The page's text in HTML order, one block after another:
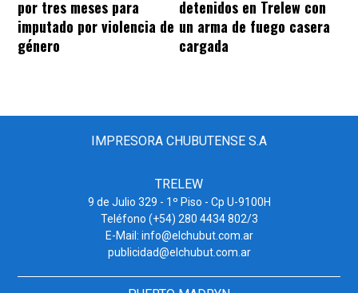
por tres meses para
imputado por violencia de
género
detenidos en Trelew con
un arma de fuego casera
cargada
IMPRESORA CHUBUTENSE S.A
TRELEW
9 de Julio 329 - 1º Piso - Cp U-9100H
Teléfono (+54) 280 4434 802/3
E-Mail: info@elchubut.com.ar
publicidad@elchubut.com.ar